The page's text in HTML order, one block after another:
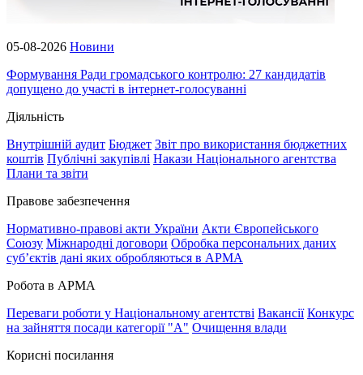
05-08-2026 Новини
Формування Ради громадського контролю: 27 кандидатів
допущено до участі в інтернет-голосуванні
Діяльність
Внутрішній аудит Бюджет Звіт про використання бюджетних
коштів Публічні закупівлі Накази Національного агентства
Плани та звіти
Правове забезпечення
Нормативно-правові акти України Акти Європейського
Союзу Міжнародні договори Обробка персональних даних
субʼєктів дані яких обробляються в АРМА
Робота в АРМА
Переваги роботи у Національному агентстві Вакансії Конкурс
на зайняття посади категорії "А" Очищення влади
Корисні посилання